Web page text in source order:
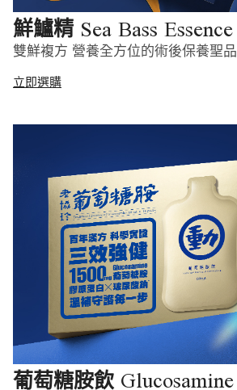
鮮鱸精 Sea Bass Essence
雙鮮複方 營養全方位的術後保養聖品
立即選購
葡萄糖胺飲